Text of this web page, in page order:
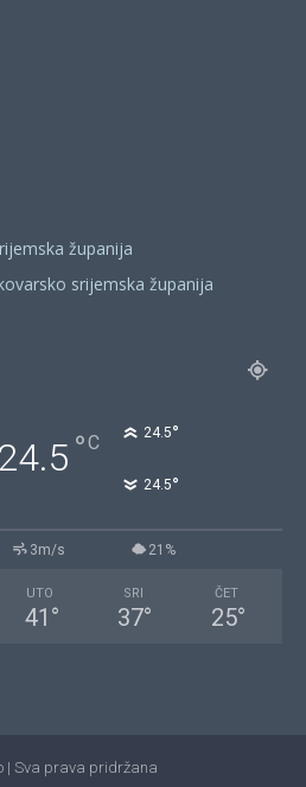
županija
srijemska županija
24.5 °C 24.5°
24.5°
3m/s 21%
UTO
41 °
SRI
37°
ČET
25°
| Sva prava pridržana